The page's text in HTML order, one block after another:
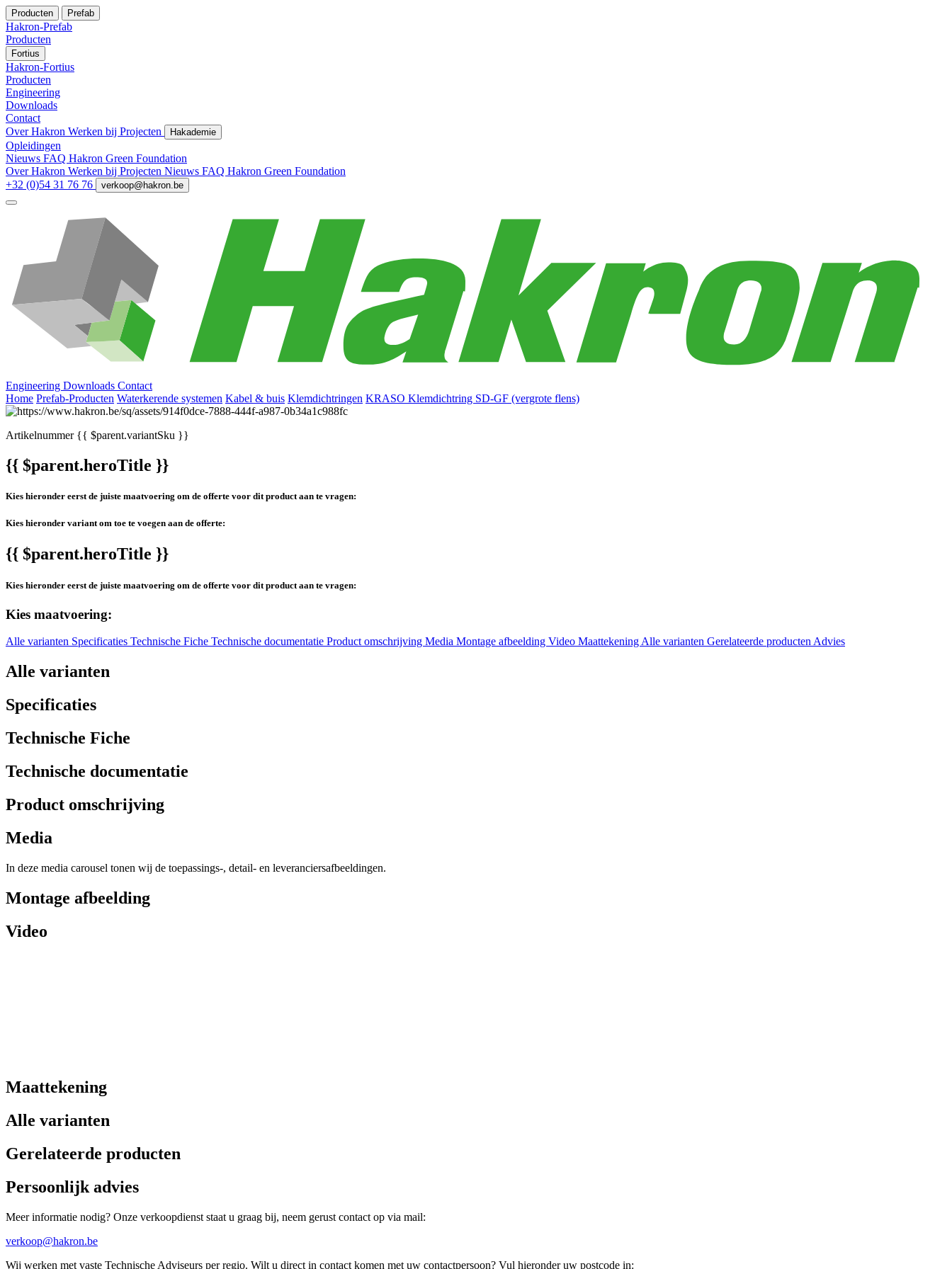
Producten Prefab
Hakron-Prefab
Producten
Fortius
Hakron-Fortius
Producten
Engineering
Downloads
Contact
Over Hakron Werken bij Projecten Hakademie
Opleidingen
Nieuws FAQ Hakron Green Foundation
Over Hakron Werken bij Projecten Nieuws FAQ Hakron Green Foundation
+32 (0)54 31 76 76
verkoop@hakron.be
Engineering Downloads Contact
Home Prefab-Producten Waterkerende systemen Kabel & buis Klemdichtringen KRASO Klemdichtring SD-GF (vergrote flens)
Artikelnummer{{ $parent.variantSku }}
{{ $parent.heroTitle }}
Kies hieronder eerst de juiste maatvoering om de offerte voor dit product aan te vragen:
Kies hieronder variant om toe te voegen aan de offerte:
{{ $parent.heroTitle }}
Kies hieronder eerst de juiste maatvoering om de offerte voor dit product aan te vragen:
Kies maatvoering:
Alle varianten Specificaties Technische Fiche Technische documentatie Product omschrijving Media Montage afbeelding Video MaattekeningAlle varianten Gerelateerde productenAdvies
Alle varianten
Specificaties
Technische Fiche
Technische documentatie
Product omschrijving
Media
In deze media carousel tonen wij de toepassings-, detail- en leveranciersafbeeldingen.
Montage afbeelding
Video
Maattekening
Alle varianten
Gerelateerde producten
Persoonlijk advies
Meer informatie nodig? Onze verkoopdienst staat u graag bij, neem gerust contact op via mail:
verkoop@hakron.be
Wij werken met vaste Technische Adviseurs per regio. Wilt u direct in contact komen met uw contactpersoon? Vul hieronder uw postcode in: